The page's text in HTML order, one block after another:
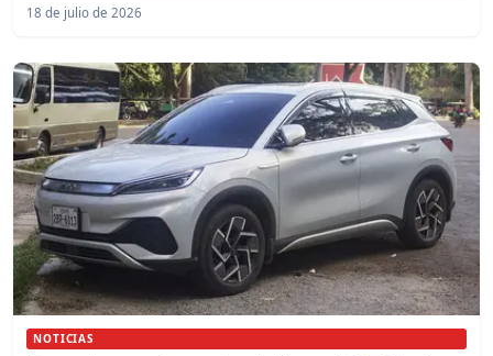
18 de julio de 2026
NOTICIAS